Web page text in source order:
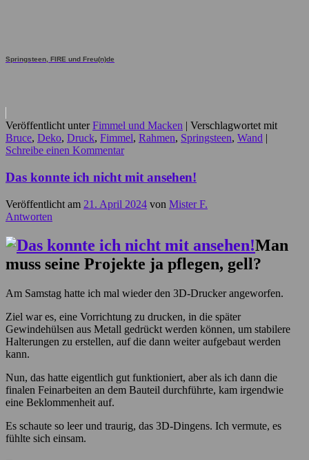
Springsteen, FIRE und Freu(n)de
Veröffentlicht unter Fimmel und Macken | Verschlagwortet mit
Bruce, Deko, Druck, Fimmel, Rahmen, Springsteen, Wand |
Schreibe einen Kommentar
Das konnte ich nicht mit ansehen!
Veröffentlicht am 21. April 2024 von Mister F.
Antworten
Man
muss seine Projekte ja pflegen, gell?
Am Samstag hatte ich mal wieder den 3D-Drucker angeworfen.
Ziel war es, eine Vorrichtung zu drucken, in die später
Gewindehülsen aus Metall gedrückt werden können, um stabilere
Halterungen zu erstellen, auf die dann weiter aufgebaut werden
kann.
Nun, das hatte eigentlich gut funktioniert, aber als ich dann die
finalen Feinarbeiten an dem Bauteil durchführte, kam irgendwie
eine Beklommenheit auf.
Es schaute so leer und traurig, das 3D-Dingens. Ich vermute, es
fühlte sich einsam.